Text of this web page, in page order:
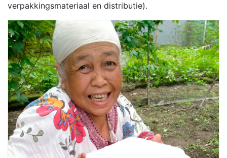
verpakkingsmateriaal en distributie).